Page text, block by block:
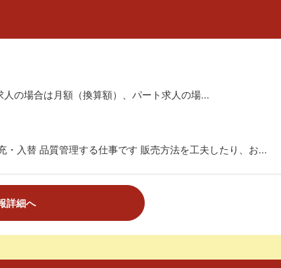
の場合は月額（換算額）、パート求人の場...
入替 品質管理する仕事です 販売方法を工夫したり、お...
詳細へ